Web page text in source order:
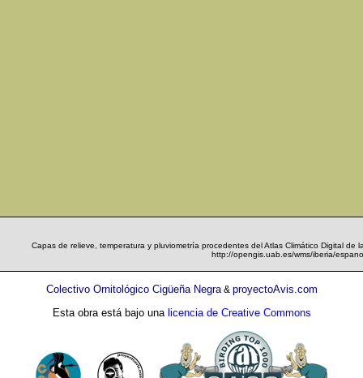
Capas de relieve, temperatura y pluviometría procedentes del Atlas Climático Digital
http://opengis.uab.es/wms/iberia/
Colectivo Ornitológico Cigüeña Negra& proyectoAvis.com
Esta obra está bajo una licencia de Creative Commons